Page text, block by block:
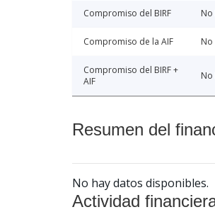
Compromiso del BIRF
Compromiso de la AIF
Compromiso del BIRF +
AIF
Resumen del
No hay datos disponibles.
Actividad